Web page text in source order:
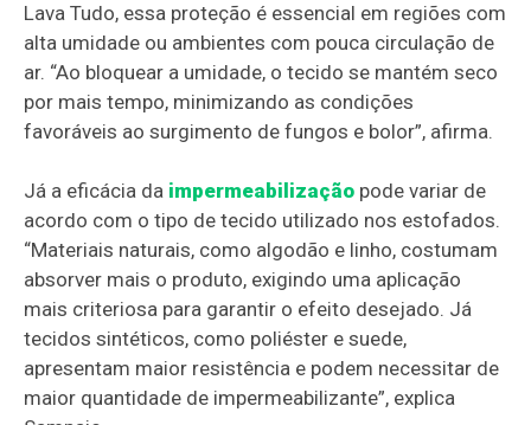
Lava Tudo, essa proteção é essencial em regiões com
alta umidade ou ambientes com pouca circulação de
ar. “Ao bloquear a umidade, o tecido se mantém seco
por mais tempo, minimizando as condições
favoráveis ao surgimento de fungos e bolor”, afirma.
Já a eficácia da impermeabilização pode variar de
acordo com o tipo de tecido utilizado nos estofados.
“Materiais naturais, como algodão e linho, costumam
absorver mais o produto, exigindo uma aplicação
mais criteriosa para garantir o efeito desejado. Já
tecidos sintéticos, como poliéster e suede,
apresentam maior resistência e podem necessitar de
maior quantidade de impermeabilizante”, explica